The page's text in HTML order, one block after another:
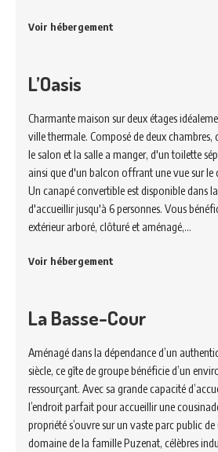
Voir hébergement
L’Oasis
Charmante maison sur deux étages
ville thermale. Composé de deux chambres,
le salon et la salle a manger, d'un toilette
ainsi que d'un balcon offrant une vue sur le
Un canapé convertible est disponible dans
d'accueillir jusqu'à 6 personnes. Vous
extérieur arboré, clôturé et aménagé,…
Voir hébergement
La Basse-Cour
Aménagé dans la dépendance d’un
siècle, ce gîte de groupe bénéficie d’un
ressourçant. Avec sa grande capacité
l’endroit parfait pour accueillir une
propriété s’ouvre sur un vaste parc public
domaine de la famille Puzenat, célèbres